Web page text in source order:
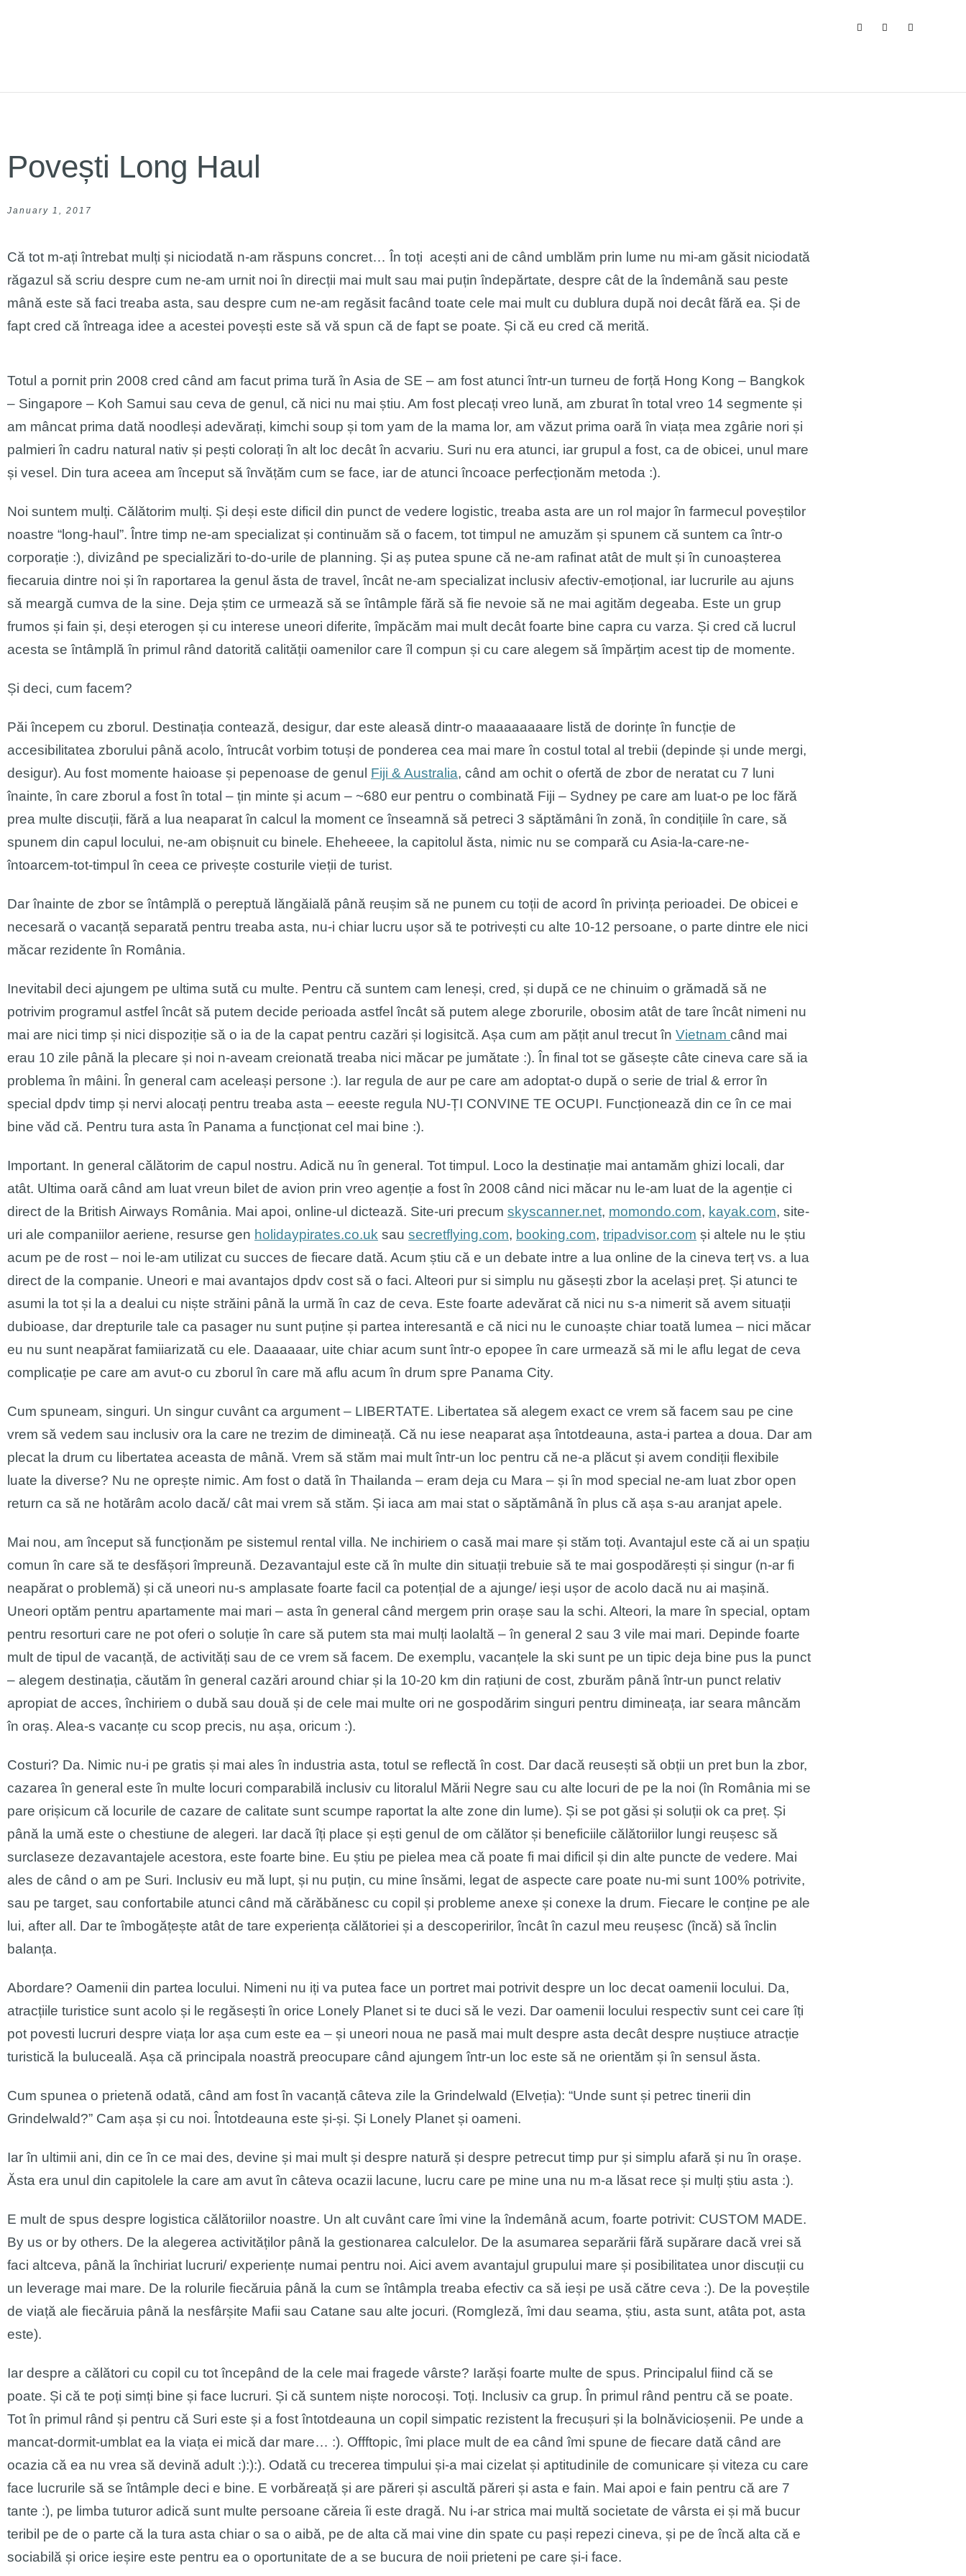
Povești Long Haul
January 1, 2017
Că tot m-ați întrebat mulți și niciodată n-am răspuns concret… În toți acești ani de când umblăm prin lume nu mi-am găsit niciodată
răgazul să scriu despre cum ne-am urnit noi în direcții mai mult sau mai puțin îndepărtate, despre cât de la îndemână sau peste
mână este să faci treaba asta, sau despre cum ne-am regăsit facând toate cele mai mult cu dublura după noi decât fără ea. Și de
fapt cred că întreaga idee a acestei povești este să vă spun că de fapt se poate. Și că eu cred că merită.
Totul a pornit prin 2008 cred când am facut prima tură în Asia de SE – am fost atunci într-un turneu de forță Hong Kong – Bangkok
– Singapore – Koh Samui sau ceva de genul, că nici nu mai știu. Am fost plecați vreo lună, am zburat în total vreo 14 segmente și
am mâncat prima dată noodleși adevărați, kimchi soup și tom yam de la mama lor, am văzut prima oară în viața mea zgârie nori și
palmieri în cadru natural nativ și pești colorați în alt loc decât în acvariu. Suri nu era atunci, iar grupul a fost, ca de obicei, unul mare
și vesel. Din tura aceea am început să învățăm cum se face, iar de atunci încoace perfecționăm metoda :).
Noi suntem mulți. Călătorim mulți. Și deși este dificil din punct de vedere logistic, treaba asta are un rol major în farmecul poveștilor
noastre “long-haul”. Între timp ne-am specializat și continuăm să o facem, tot timpul ne amuzăm și spunem că suntem ca într-o
corporație :), divizând pe specializări to-do-urile de planning. Și aș putea spune că ne-am rafinat atât de mult și în cunoașterea
fiecaruia dintre noi și în raportarea la genul ăsta de travel, încât ne-am specializat inclusiv afectiv-emoțional, iar lucrurile au ajuns
să meargă cumva de la sine. Deja știm ce urmează să se întâmple fără să fie nevoie să ne mai agităm degeaba. Este un grup
frumos și fain și, deși eterogen și cu interese uneori diferite, împăcăm mai mult decât foarte bine capra cu varza. Și cred că lucrul
acesta se întâmplă în primul rând datorită calității oamenilor care îl compun și cu care alegem să împărțim acest tip de momente.
Și deci, cum facem?
Păi începem cu zborul. Destinația contează, desigur, dar este aleasă dintr-o maaaaaaaare listă de dorințe în funcție de
accesibilitatea zborului până acolo, întrucât vorbim totuși de ponderea cea mai mare în costul total al trebii (depinde și unde mergi,
desigur). Au fost momente haioase și pepenoase de genul Fiji & Australia, când am ochit o ofertă de zbor de neratat cu 7 luni
înainte, în care zborul a fost în total – țin minte și acum – ~680 eur pentru o combinată Fiji – Sydney pe care am luat-o pe loc fără
prea multe discuții, fără a lua neaparat în calcul la moment ce înseamnă să petreci 3 săptămâni în zonă, în condițiile în care, să
spunem din capul locului, ne-am obișnuit cu binele. Eheheeee, la capitolul ăsta, nimic nu se compară cu Asia-la-care-ne-
întoarcem-tot-timpul în ceea ce privește costurile vieții de turist.
Dar înainte de zbor se întâmplă o pereptuă lăngăială până reușim să ne punem cu toții de acord în privința perioadei. De obicei e
necesară o vacanță separată pentru treaba asta, nu-i chiar lucru ușor să te potrivești cu alte 10-12 persoane, o parte dintre ele nici
măcar rezidente în România.
Inevitabil deci ajungem pe ultima sută cu multe. Pentru că suntem cam leneși, cred, și după ce ne chinuim o grămadă să ne
potrivim programul astfel încât să putem decide perioada astfel încât să putem alege zborurile, obosim atât de tare încât nimeni nu
mai are nici timp și nici dispoziție să o ia de la capat pentru cazări și logisitcă. Așa cum am pățit anul trecut în Vietnam când mai
erau 10 zile până la plecare și noi n-aveam creionată treaba nici măcar pe jumătate :). În final tot se găsește câte cineva care să ia
problema în mâini. În general cam aceleași persone :). Iar regula de aur pe care am adoptat-o după o serie de trial & error în
special dpdv timp și nervi alocați pentru treaba asta – eeeste regula NU-ȚI CONVINE TE OCUPI. Funcționează din ce în ce mai
bine văd că. Pentru tura asta în Panama a funcționat cel mai bine :).
Important. In general călătorim de capul nostru. Adică nu în general. Tot timpul. Loco la destinație mai antamăm ghizi locali, dar
atât. Ultima oară când am luat vreun bilet de avion prin vreo agenție a fost în 2008 când nici măcar nu le-am luat de la agenție ci
direct de la British Airways România. Mai apoi, online-ul dictează. Site-uri precum skyscanner.net, momondo.com, kayak.com, site-
uri ale companiilor aeriene, resurse gen holidaypirates.co.uk sau secretflying.com, booking.com, tripadvisor.com și altele nu le știu
acum pe de rost – noi le-am utilizat cu succes de fiecare dată. Acum știu că e un debate intre a lua online de la cineva terț vs. a lua
direct de la companie. Uneori e mai avantajos dpdv cost să o faci. Alteori pur si simplu nu găsești zbor la același preț. Și atunci te
asumi la tot și la a dealui cu niște străini până la urmă în caz de ceva. Este foarte adevărat că nici nu s-a nimerit să avem situații
dubioase, dar drepturile tale ca pasager nu sunt puține și partea interesantă e că nici nu le cunoaște chiar toată lumea – nici măcar
eu nu sunt neapărat famiiarizată cu ele. Daaaaaar, uite chiar acum sunt într-o epopee în care urmează să mi le aflu legat de ceva
complicație pe care am avut-o cu zborul în care mă aflu acum în drum spre Panama City.
Cum spuneam, singuri. Un singur cuvânt ca argument – LIBERTATE. Libertatea să alegem exact ce vrem să facem sau pe cine
vrem să vedem sau inclusiv ora la care ne trezim de dimineață. Că nu iese neaparat așa întotdeauna, asta-i partea a doua. Dar am
plecat la drum cu libertatea aceasta de mână. Vrem să stăm mai mult într-un loc pentru că ne-a plăcut și avem condiții flexibile
luate la diverse? Nu ne oprește nimic. Am fost o dată în Thailanda – eram deja cu Mara – și în mod special ne-am luat zbor open
return ca să ne hotărâm acolo dacă/ cât mai vrem să stăm. Și iaca am mai stat o săptămână în plus că așa s-au aranjat apele.
Mai nou, am început să funcționăm pe sistemul rental villa. Ne inchiriem o casă mai mare și stăm toți. Avantajul este că ai un spațiu
comun în care să te desfășori împreună. Dezavantajul este că în multe din situații trebuie să te mai gospodărești și singur (n-ar fi
neapărat o problemă) și că uneori nu-s amplasate foarte facil ca potențial de a ajunge/ ieși ușor de acolo dacă nu ai mașină.
Uneori optăm pentru apartamente mai mari – asta în general când mergem prin orașe sau la schi. Alteori, la mare în special, optam
pentru resorturi care ne pot oferi o soluție în care să putem sta mai mulți laolaltă – în general 2 sau 3 vile mai mari. Depinde foarte
mult de tipul de vacanță, de activități sau de ce vrem să facem. De exemplu, vacanțele la ski sunt pe un tipic deja bine pus la punct
– alegem destinația, căutăm în general cazări around chiar și la 10-20 km din rațiuni de cost, zburăm până într-un punct relativ
apropiat de acces, închiriem o dubă sau două și de cele mai multe ori ne gospodărim singuri pentru dimineața, iar seara mâncăm
în oraș. Alea-s vacanțe cu scop precis, nu așa, oricum :).
Costuri? Da. Nimic nu-i pe gratis și mai ales în industria asta, totul se reflectă în cost. Dar dacă reusești să obții un pret bun la zbor,
cazarea în general este în multe locuri comparabilă inclusiv cu litoralul Mării Negre sau cu alte locuri de pe la noi (în România mi se
pare orișicum că locurile de cazare de calitate sunt scumpe raportat la alte zone din lume). Și se pot găsi și soluții ok ca preț. Și
până la umă este o chestiune de alegeri. Iar dacă îți place și ești genul de om călător și beneficiile călătoriilor lungi reușesc să
surclaseze dezavantajele acestora, este foarte bine. Eu știu pe pielea mea că poate fi mai dificil și din alte puncte de vedere. Mai
ales de când o am pe Suri. Inclusiv eu mă lupt, și nu puțin, cu mine însămi, legat de aspecte care poate nu-mi sunt 100% potrivite,
sau pe target, sau confortabile atunci când mă cărăbănesc cu copil și probleme anexe și conexe la drum. Fiecare le conține pe ale
lui, after all. Dar te îmbogățește atât de tare experiența călătoriei și a descoperirilor, încât în cazul meu reușesc (încă) să înclin
balanța.
Abordare? Oamenii din partea locului. Nimeni nu iți va putea face un portret mai potrivit despre un loc decat oamenii locului. Da,
atracțiile turistice sunt acolo și le regăsești în orice Lonely Planet si te duci să le vezi. Dar oamenii locului respectiv sunt cei care îți
pot povesti lucruri despre viața lor așa cum este ea – și uneori noua ne pasă mai mult despre asta decât despre nuștiuce atracție
turistică la buluceală. Așa că principala noastră preocupare când ajungem într-un loc este să ne orientăm și în sensul ăsta.
Cum spunea o prietenă odată, când am fost în vacanță câteva zile la Grindelwald (Elveția): “Unde sunt și petrec tinerii din
Grindelwald?” Cam așa și cu noi. Întotdeauna este și-și. Și Lonely Planet și oameni.
Iar în ultimii ani, din ce în ce mai des, devine și mai mult și despre natură și despre petrecut timp pur și simplu afară și nu în orașe.
Ăsta era unul din capitolele la care am avut în câteva ocazii lacune, lucru care pe mine una nu m-a lăsat rece și mulți știu asta :).
E mult de spus despre logistica călătoriilor noastre. Un alt cuvânt care îmi vine la îndemână acum, foarte potrivit: CUSTOM MADE.
By us or by others. De la alegerea activităților până la gestionarea calculelor. De la asumarea separării fără supărare dacă vrei să
faci altceva, până la închiriat lucruri/ experiențe numai pentru noi. Aici avem avantajul grupului mare și posibilitatea unor discuții cu
un leverage mai mare. De la rolurile fiecăruia până la cum se întâmpla treaba efectiv ca să ieși pe usă către ceva :). De la poveștile
de viață ale fiecăruia până la nesfârșite Mafii sau Catane sau alte jocuri. (Romgleză, îmi dau seama, știu, asta sunt, atâta pot, asta
este).
Iar despre a călători cu copil cu tot începând de la cele mai fragede vârste? Iarăși foarte multe de spus. Principalul fiind că se
poate. Și că te poți simți bine și face lucruri. Și că suntem niște norocoși. Toți. Inclusiv ca grup. În primul rând pentru că se poate.
Tot în primul rând și pentru că Suri este și a fost întotdeauna un copil simpatic rezistent la frecușuri și la bolnăvicioșenii. Pe unde a
mancat-dormit-umblat ea la viața ei mică dar mare… :). Offftopic, îmi place mult de ea când îmi spune de fiecare dată când are
ocazia că ea nu vrea să devină adult :):):). Odată cu trecerea timpului și-a mai cizelat și aptitudinile de comunicare și viteza cu care
face lucrurile să se întâmple deci e bine. E vorbăreață și are păreri și ascultă păreri și asta e fain. Mai apoi e fain pentru că are 7
tante :), pe limba tuturor adică sunt multe persoane căreia îi este dragă. Nu i-ar strica mai multă societate de vârsta ei și mă bucur
teribil pe de o parte că la tura asta chiar o sa o aibă, pe de alta că mai vine din spate cu pași repezi cineva, și pe de încă alta că e
sociabilă și orice ieșire este pentru ea o oportunitate de a se bucura de noii prieteni pe care și-i face.